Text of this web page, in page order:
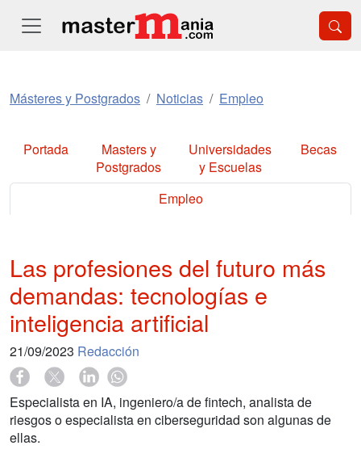
Másteres y Postgrados Noticias Empleo
Portada
Masters y
Postgrados
Universidades
y Escuelas
Becas
Empleo
Las profesiones del futuro más
demandas: tecnologías e
inteligencia artificial
21/09/2023 Redacción
Especialista en IA, ingeniero/a de fintech, analista de
riesgos o especialista en ciberseguridad son algunas de
ellas.